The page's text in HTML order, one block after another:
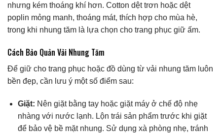
nhưng kém thoáng khí hơn. Cotton dệt trơn hoặc dệt
poplin mỏng manh, thoáng mát, thích hợp cho mùa hè,
trong khi nhung tăm là lựa chọn cho trang phục giữ ấm.
Cách Bảo Quản Vải Nhung Tăm
Để giữ cho trang phục hoặc đồ dùng từ vải nhung tăm luôn
bền đẹp, cần lưu ý một số điểm sau:
Giặt: Nên giặt bằng tay hoặc giặt máy ở chế độ nhẹ
nhàng với nước lạnh. Lộn trái sản phẩm trước khi giặt
để bảo vệ bề mặt nhung. Sử dụng xà phòng nhẹ, tránh